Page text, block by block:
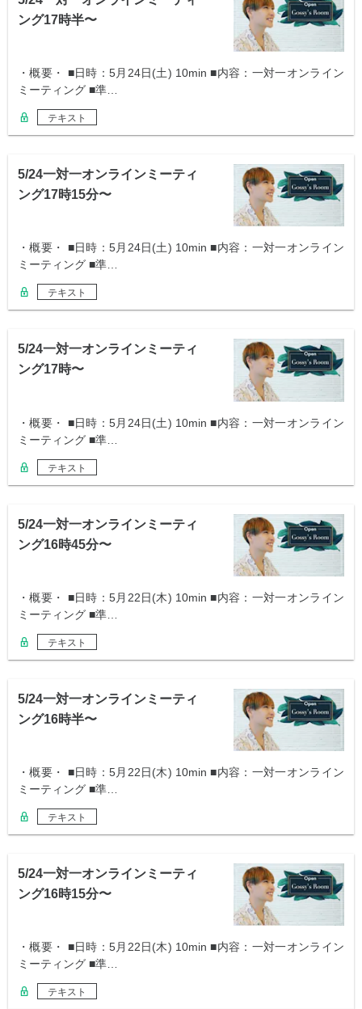
ング17時半〜
・概要・ ■日時：5月24日(土) 10min ■内容：一対一オンライン
ミーティング ■準…
テキスト
5/24一対一オンラインミーティ
ング17時15分〜
・概要・ ■日時：5月24日(土) 10min ■内容：一対一オンライン
ミーティング ■準…
テキスト
5/24一対一オンラインミーティ
ング17時〜
・概要・ ■日時：5月24日(土) 10min ■内容：一対一オンライン
ミーティング ■準…
テキスト
5/24一対一オンラインミーティ
ング16時45分〜
・概要・ ■日時：5月22日(木) 10min ■内容：一対一オンライン
ミーティング ■準…
テキスト
5/24一対一オンラインミーティ
ング16時半〜
・概要・ ■日時：5月22日(木) 10min ■内容：一対一オンライン
ミーティング ■準…
テキスト
5/24一対一オンラインミーティ
ング16時15分〜
・概要・ ■日時：5月22日(木) 10min ■内容：一対一オンライン
ミーティング ■準…
テキスト